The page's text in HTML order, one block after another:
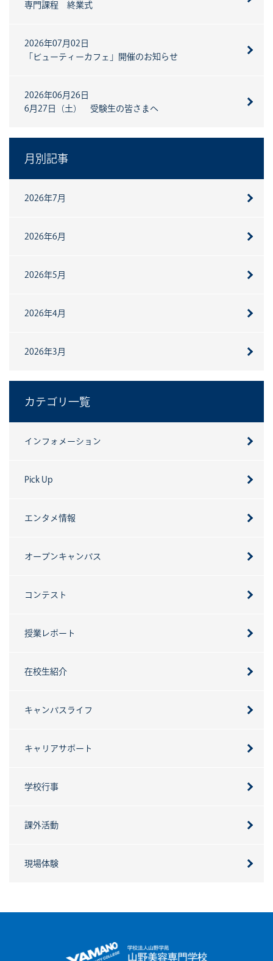
専門課程 終業式
2026年07月02日
「ビューティーカフェ」開催のお知らせ
2026年06月26日
6月27日（土） 受験生の皆さまへ
月別記事
2026年7月
2026年6月
2026年5月
2026年4月
2026年3月
カテゴリ一覧
インフォメーション
Pick Up
エンタメ情報
オープンキャンパス
コンテスト
授業レポート
在校生紹介
キャンパスライフ
キャリアサポート
学校行事
課外活動
現場体験